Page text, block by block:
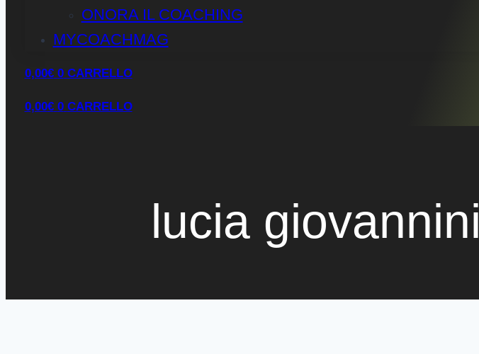
ONORA IL COACHING
MYCOACHMAG
0,00€ 0 CARRELLO
0,00€ 0 CARRELLO
lucia giovannini